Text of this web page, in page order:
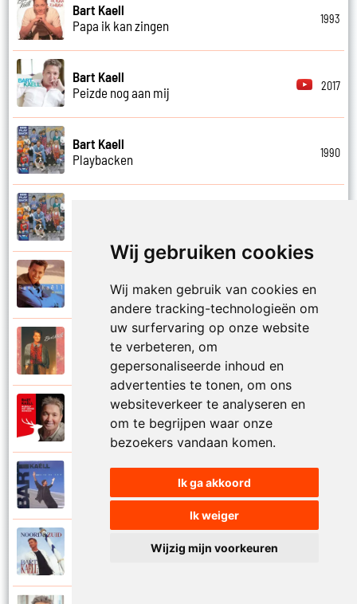
Wij gebruiken cookies
Wij maken gebruik van cookies en
andere tracking-technologieën om
uw surfervaring op onze website
te verbeteren, om
gepersonaliseerde inhoud en
advertenties te tonen, om ons
websiteverkeer te analyseren en
om te begrijpen waar onze
bezoekers vandaan komen.
Ik ga akkoord
Ik weiger
Wijzig mijn voorkeuren
Bart Kaell
Papa ik kan zingen
1993
Bart Kaell
Peizde nog aan mij
2017
Bart Kaell
Playbacken
1990
Prinses
Bart Kaell
Bart Kaell
Rudolf het gekke rendier
Samen in de zon